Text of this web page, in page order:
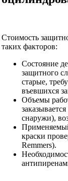
Стоимость
таких факторов:
Состояние
защитного
старые,
въевшихся
Объемы
снаружи),
краски
Remmers).